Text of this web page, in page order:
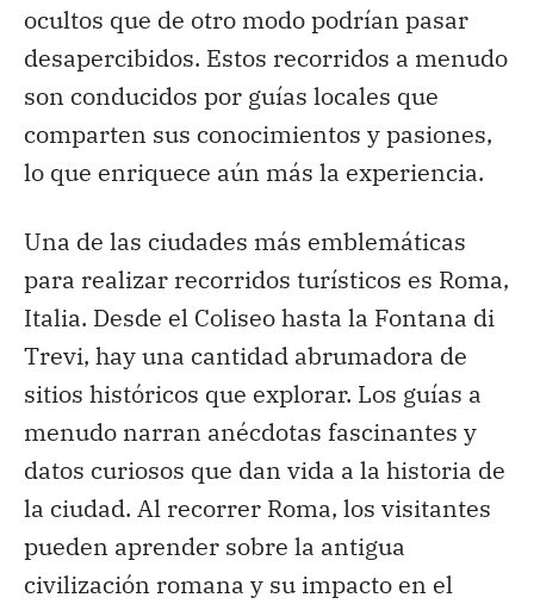
ocultos que de otro modo podrían pasar
desapercibidos. Estos recorridos a menudo
son conducidos por guías locales que
comparten sus conocimientos y pasiones,
lo que enriquece aún más la experiencia.
Una de las ciudades más emblemáticas
para realizar recorridos turísticos es Roma,
Italia. Desde el Coliseo hasta la Fontana di
Trevi, hay una cantidad abrumadora de
sitios históricos que explorar. Los guías a
menudo narran anécdotas fascinantes y
datos curiosos que dan vida a la historia de
la ciudad. Al recorrer Roma, los visitantes
pueden aprender sobre la antigua
civilización romana y su impacto en el